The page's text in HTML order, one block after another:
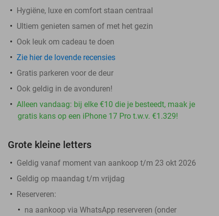
Hygiëne, luxe en comfort staan centraal
Ultiem genieten samen of met het gezin
Ook leuk om cadeau te doen
Zie hier de lovende recensies
Gratis parkeren voor de deur
Ook geldig in de avonduren!
Alleen vandaag: bij elke €10 die je besteedt, maak je
gratis kans op een iPhone 17 Pro t.w.v. €1.329!
Grote kleine letters
Geldig vanaf moment van aankoop t/m 23 okt 2026
Geldig op maandag t/m vrijdag
Reserveren:
na aankoop via WhatsApp reserveren (onder